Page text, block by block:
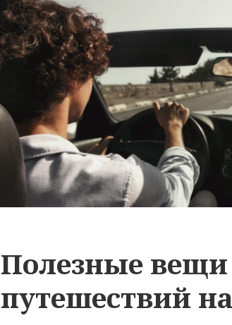
Полезные
путешествий